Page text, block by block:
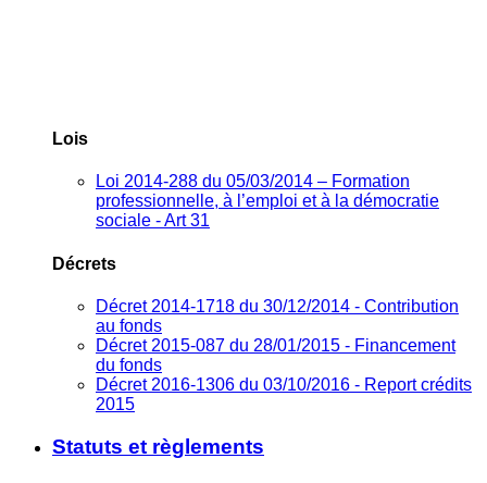
Lois
Loi 2014-288 du 05/03/2014 – Formation
professionnelle, à l’emploi et à la démocratie
sociale - Art 31
Décrets
Décret 2014-1718 du 30/12/2014 - Contribution
au fonds
Décret 2015-087 du 28/01/2015 - Financement
du fonds
Décret 2016-1306 du 03/10/2016 - Report crédits
2015
Statuts et règlements